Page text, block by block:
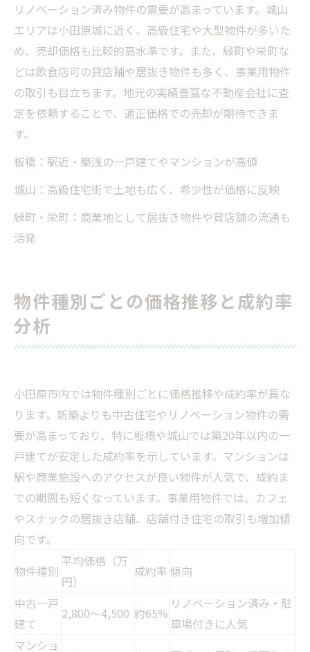
リノベーション済み物件の需要が高まっています。城山
エリアは小田原城に近く、高級住宅や大型物件が多いた
め、売却価格も比較的高水準です。また、緑町や栄町な
どは飲食店可の貸店舗や居抜き物件も多く、事業用物件
の取引も目立ちます。地元の実績豊富な不動産会社に査
定を依頼することで、適正価格での売却が期待できま
す。
板橋：駅近・築浅の一戸建てやマンションが高値
城山：高級住宅街で土地も広く、希少性が価格に反映
緑町・栄町：商業地として居抜き物件や貸店舗の流通も
活発
物件種別ごとの価格推移と成約率
分析
小田原市内では物件種別ごとに価格推移や成約率が異な
ります。新築よりも中古住宅やリノベーション物件の需
要が高まっており、特に板橋や城山では築20年以内の一
戸建てが安定した成約率を示しています。マンションは
駅や商業施設へのアクセスが良い物件が人気で、成約ま
での期間も短くなっています。事業用物件では、カフェ
やスナックの居抜き店舗、店舗付き住宅の取引も増加傾
向です。
物件種別
平均価格（万
円）
成約率 傾向
中古一戸
建て
2,800〜4,500 約65%
リノベーション済み・駐
車場付きに人気
マンショ